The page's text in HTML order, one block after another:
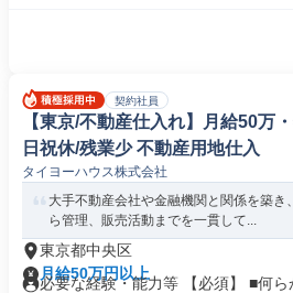
契約社員
【東京/不動産仕入れ】月給50万
日祝休/残業少 不動産用地仕入
タイヨーハウス株式会社
大手不動産会社や金融機関と関係を築き
ら管理、販売活動までを一貫して...
東京都中央区
月給50万円以上
必要な経験・能力等 【必須】 ■何